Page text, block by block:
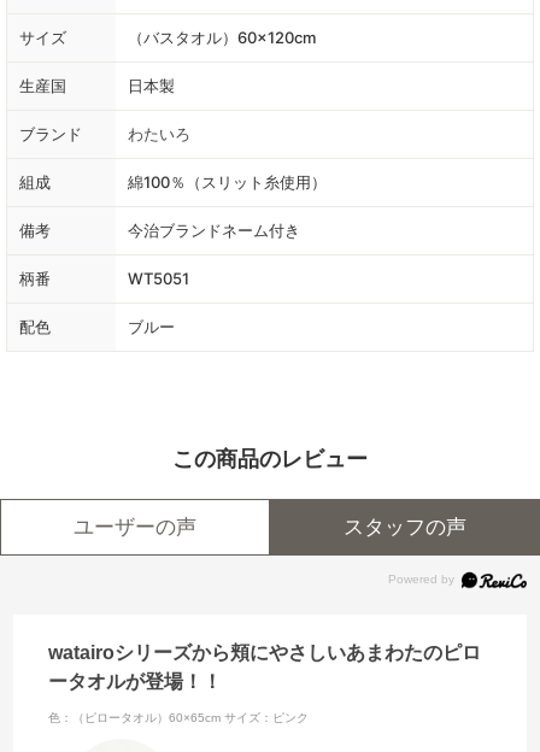
サイズ （バスタオル）60×120cm
生産国 日本製
ブランド わたいろ
組成 綿100％（スリット糸使用）
備考 今治ブランドネーム付き
柄番 WT5051
配色 ブルー
この商品のレビュー
ユーザーの声 スタッフの声
watairoシリーズから頬にやさしいあまわたのピロ
ータオルが登場！！
色：（ピロータオル）60×65cm サイズ：ピンク